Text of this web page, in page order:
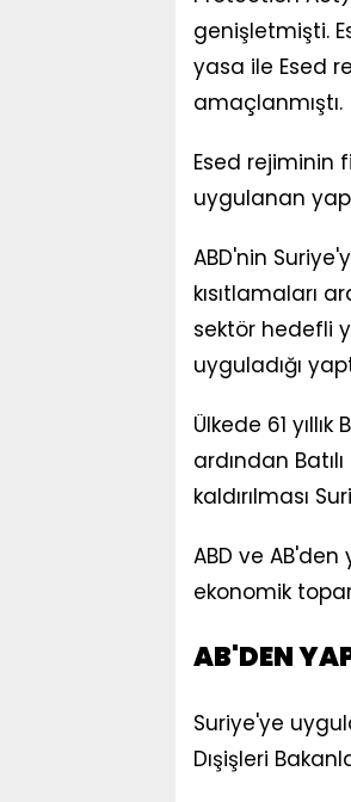
genişletmişti.
yasa ile Esed
amaçlanmıştı.
Esed rejiminin
uygulanan
ABD'nin
kısıtlamaları
sektör hedefli
uyguladığı
Ülkede 61
ardından
kaldırılması
ABD ve AB'den
ekonomik
AB'DEN
Suriye'ye
Dışişleri